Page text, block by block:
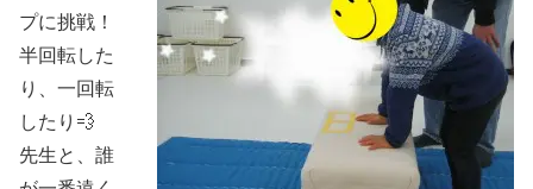
プに挑戦！
半回転した
り、一回転
したり💨
先生と、誰